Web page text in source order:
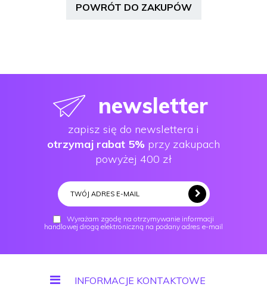
POWRÓT DO ZAKUPÓW
newsletter
zapisz się do newslettera i
otrzymaj rabat 5% przy zakupach
powyżej 400 zł
Wyrażam zgodę na otrzymywanie informacji
handlowej drogą elektroniczną na podany adres e-mail
INFORMACJE KONTAKTOWE